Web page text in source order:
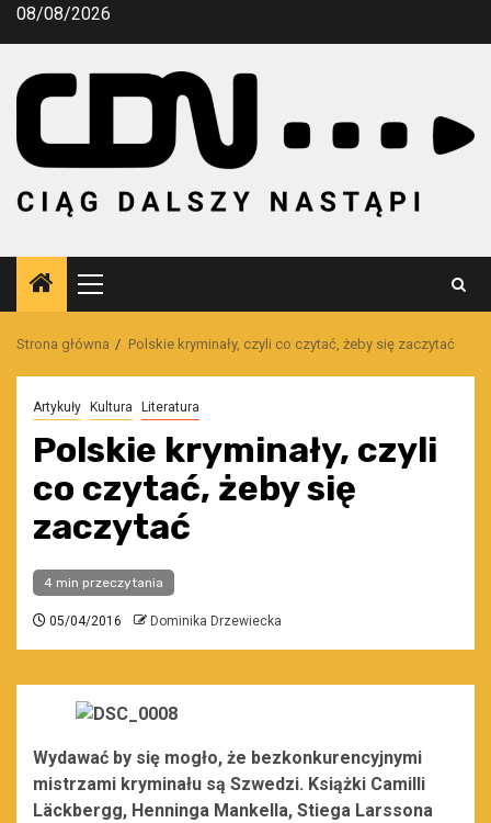
Przejdź
08/08/2026
Menu
główne
Strona główna Polskie kryminały, czyli co czytać, żeby się zaczytać
Artykuły Kultura Literatura
Polskie kryminały, czyli
co czytać, żeby się
zaczytać
4 min przeczytania
05/04/2016 Dominika Drzewiecka
Wydawać by się mogło, że bezkonkurencyjnymi
mistrzami kryminału są Szwedzi. Książki Camilli
Läckbergg, Henninga Mankella, Stiega Larssona